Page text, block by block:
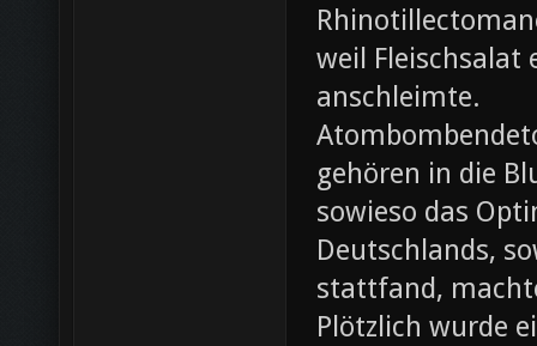
weil Fleischsalat
anschleimte.
gehören in die
sowieso das
Deutschlands,
stattfand,
Plötzlich wurde